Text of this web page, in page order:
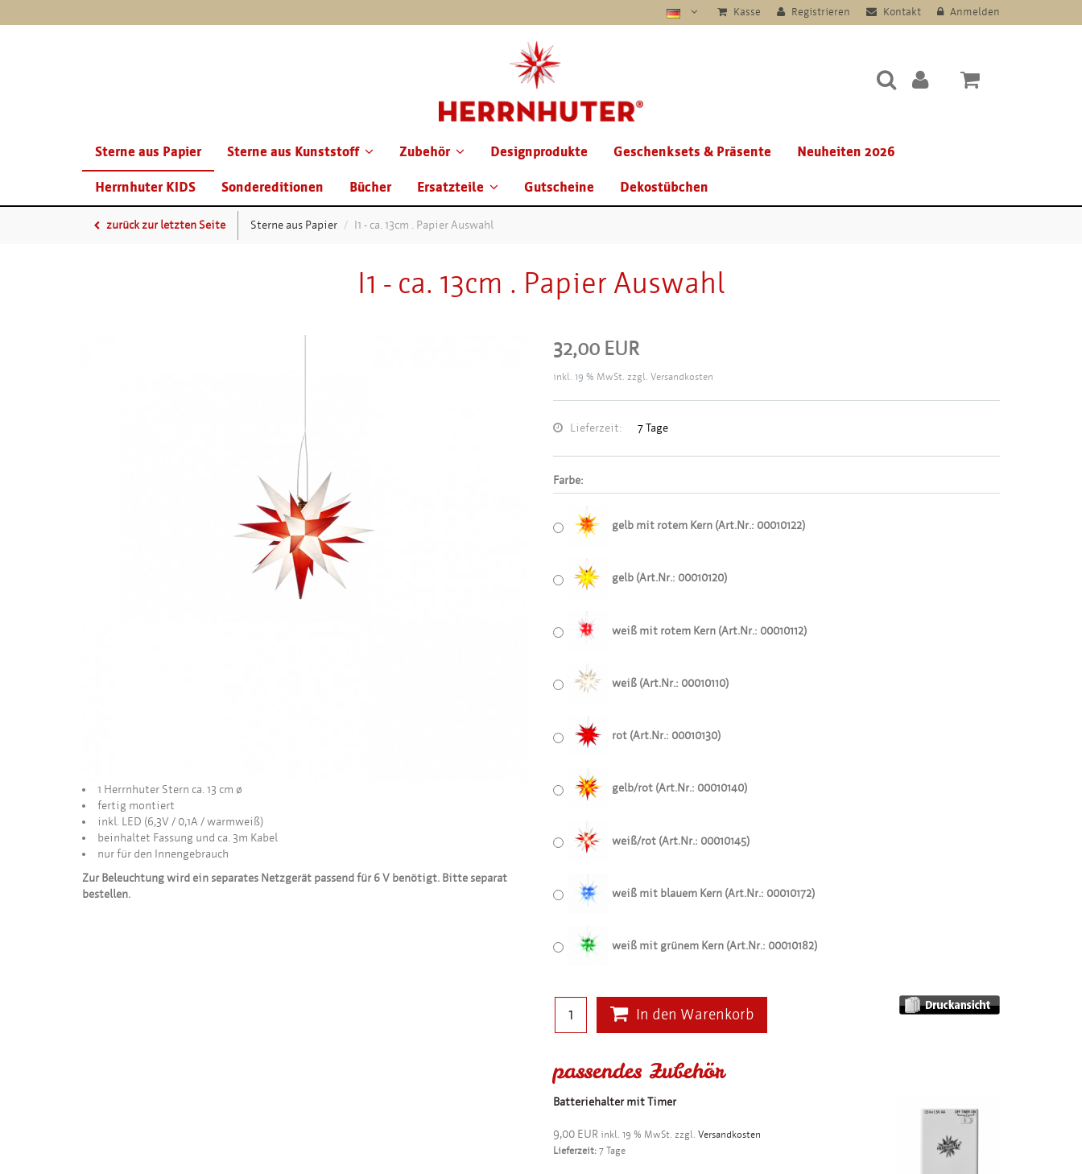
Kasse Registrieren Kontakt Anmelden
Sterne aus Papier Sterne aus Kunststoff Zubehör Designprodukte Geschenksets & Präsente Neuheiten 2026
Herrnhuter KIDS Sondereditionen Bücher Ersatzteile Gutscheine Dekostübchen
zurück zur letzten Seite Sterne aus Papier I1 - ca. 13cm . Papier Auswahl
I1 - ca. 13cm . Papier Auswahl
1 Herrnhuter Stern ca. 13 cm ø
fertig montiert
inkl. LED (6,3V / 0,1A / warmweiß)
beinhaltet Fassung und ca. 3m Kabel
nur für den Innengebrauch
Zur Beleuchtung wird ein separates Netzgerät passend für 6 V benötigt. Bitte separat
bestellen.
32,00 EUR
inkl. 19 % MwSt. zzgl. Versandkosten
Lieferzeit: 7 Tage
Farbe:
gelb mit rotem Kern (Art.Nr.: 00010122)
gelb (Art.Nr.: 00010120)
weiß mit rotem Kern (Art.Nr.: 00010112)
weiß (Art.Nr.: 00010110)
rot (Art.Nr.: 00010130)
gelb/rot (Art.Nr.: 00010140)
weiß/rot (Art.Nr.: 00010145)
weiß mit blauem Kern (Art.Nr.: 00010172)
weiß mit grünem Kern (Art.Nr.: 00010182)
In den Warenkorb
passendes Zubehör
Batteriehalter mit Timer
9,00 EUR inkl. 19 % MwSt. zzgl. Versandkosten
Lieferzeit: 7 Tage